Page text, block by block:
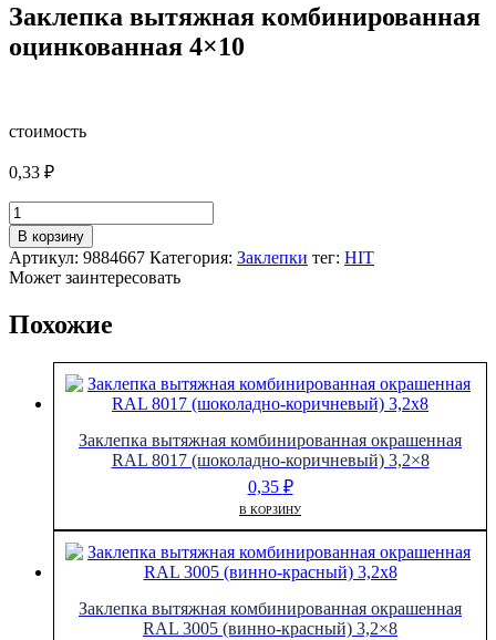
Заклепка вытяжная комбинированная
оцинкованная 4×10
стоимость
0,33 ₽
Количество
товара
Заклепка
вытяжная
комбинированная
4x10
В корзину
Артикул: 9884667 Категория: Заклепки тег: HIT
Может заинтересовать
Похожие
Заклепка вытяжная комбинированная окрашенная
RAL 8017 (шоколадно-коричневый) 3,2×8
0,35 ₽
В КОРЗИНУ
Заклепка вытяжная комбинированная окрашенная
RAL 3005 (винно-красный) 3,2×8